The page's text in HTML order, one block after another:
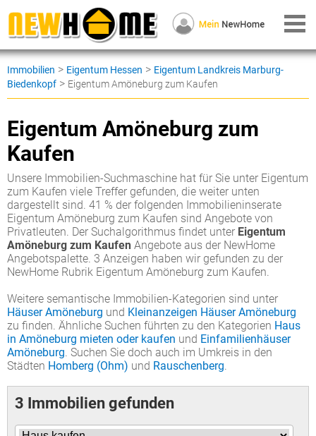
Immobilien > Eigentum Hessen > Eigentum Landkreis Marburg-
Biedenkopf > Eigentum Amöneburg zum Kaufen
Eigentum Amöneburg zum
Kaufen
Unsere Immobilien-Suchmaschine hat für Sie unter Eigentum
zum Kaufen viele Treffer gefunden, die weiter unten
dargestellt sind. 41 % der folgenden Immobilieninserate
Eigentum Amöneburg zum Kaufen sind Angebote von
Privatleuten. Der Suchalgorithmus findet unter Eigentum
Amöneburg zum Kaufen Angebote aus der NewHome
Angebotspalette. 3 Anzeigen haben wir gefunden zu der
NewHome Rubrik Eigentum Amöneburg zum Kaufen.
Weitere semantische Immobilien-Kategorien sind unter
Häuser Amöneburg und Kleinanzeigen Häuser Amöneburg
zu finden. Ähnliche Suchen führten zu den Kategorien Haus
in Amöneburg mieten oder kaufen und Einfamilienhäuser
Amöneburg. Suchen Sie doch auch im Umkreis in den
Städten Homberg (Ohm) und Rauschenberg.
3 Immobilien gefunden